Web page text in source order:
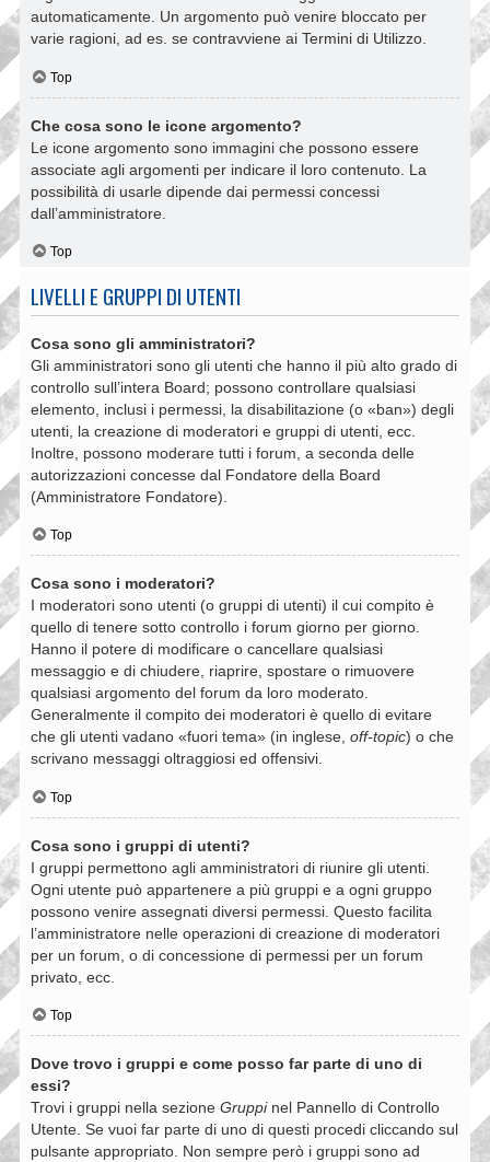
automaticamente. Un argomento può venire bloccato per
varie ragioni, ad es. se contravviene ai Termini di Utilizzo.
Top
Che cosa sono le icone argomento?
Le icone argomento sono immagini che possono essere
associate agli argomenti per indicare il loro contenuto. La
possibilità di usarle dipende dai permessi concessi
dall’amministratore.
Top
LIVELLI E GRUPPI DI UTENTI
Cosa sono gli amministratori?
Gli amministratori sono gli utenti che hanno il più alto grado di
controllo sull’intera Board; possono controllare qualsiasi
elemento, inclusi i permessi, la disabilitazione (o «ban») degli
utenti, la creazione di moderatori e gruppi di utenti, ecc.
Inoltre, possono moderare tutti i forum, a seconda delle
autorizzazioni concesse dal Fondatore della Board
(Amministratore Fondatore).
Top
Cosa sono i moderatori?
I moderatori sono utenti (o gruppi di utenti) il cui compito è
quello di tenere sotto controllo i forum giorno per giorno.
Hanno il potere di modificare o cancellare qualsiasi
messaggio e di chiudere, riaprire, spostare o rimuovere
qualsiasi argomento del forum da loro moderato.
Generalmente il compito dei moderatori è quello di evitare
che gli utenti vadano «fuori tema» (in inglese, off-topic) o che
scrivano messaggi oltraggiosi ed offensivi.
Top
Cosa sono i gruppi di utenti?
I gruppi permettono agli amministratori di riunire gli utenti.
Ogni utente può appartenere a più gruppi e a ogni gruppo
possono venire assegnati diversi permessi. Questo facilita
l’amministratore nelle operazioni di creazione di moderatori
per un forum, o di concessione di permessi per un forum
privato, ecc.
Top
Dove trovo i gruppi e come posso far parte di uno di
essi?
Trovi i gruppi nella sezione Gruppinel Pannello di Controllo
Utente. Se vuoi far parte di uno di questi procedi cliccando sul
pulsante appropriato. Non sempre però i gruppi sono ad